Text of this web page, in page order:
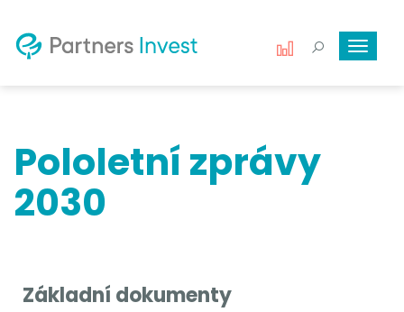
Toggle
Pololetní zprávy
2030
Základní dokumenty